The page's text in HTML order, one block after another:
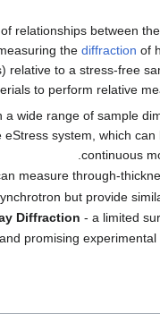
relationships between
the diffraction of
to a stress-free
to perform relative
wide range of sample
system, which
continuous
measure through-
but provide
Diffraction - a limited
promising